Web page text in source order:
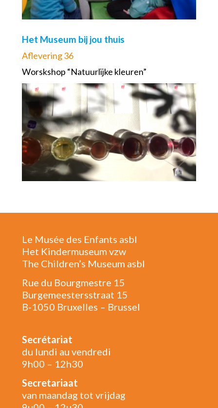
Het Museum bij jou thuis
Aflevering 36
Worskshop “Natuurlijke kleuren”
Le Musée des Enfants asbl
Het Kindermuseum vzw
The Children’s Museum asbl
Rue du Bourgmestre 15
Burgemeestersstraat 15
B-1050 Bruxelles – Brussel
Secrétariat
du lundi au vendredi
9h00 – 12h30
Secretariaat
van maandag tot vrijdag